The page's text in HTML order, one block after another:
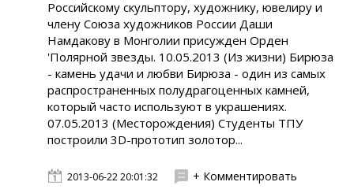
Российскому скульптору, художнику, ювелиру и
члену Союза художников России Даши
Намдакову в Монголии присужден Орден
'Полярной звезды. 10.05.2013 (Из жизни) Бирюза
- камень удачи и любви Бирюза - один из самых
распространенных полудрагоценных камней,
который часто используют в украшениях.
07.05.2013 (Месторождения) Студенты ТПУ
построили 3D-прототип золотор...
2013-06-22 20:01:32 + Комментировать